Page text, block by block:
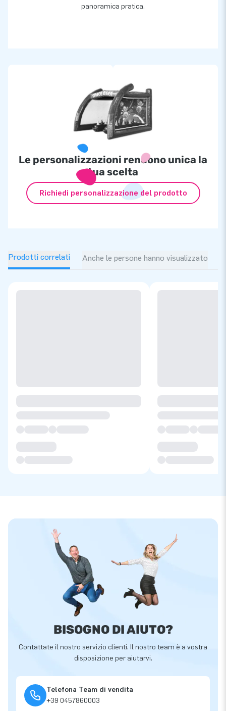
panoramica pratica.
Le personalizzazioni rendono unica la
tua scelta
Richiedi personalizzazione del prodotto
Prodotti correlati Anche le persone hanno visualizzato
BISOGNO DI AIUTO?
Contattate il nostro servizio clienti. Il nostro team è a vostra
disposizione per aiutarvi.
Telefona Team di vendita
+39 0457860003